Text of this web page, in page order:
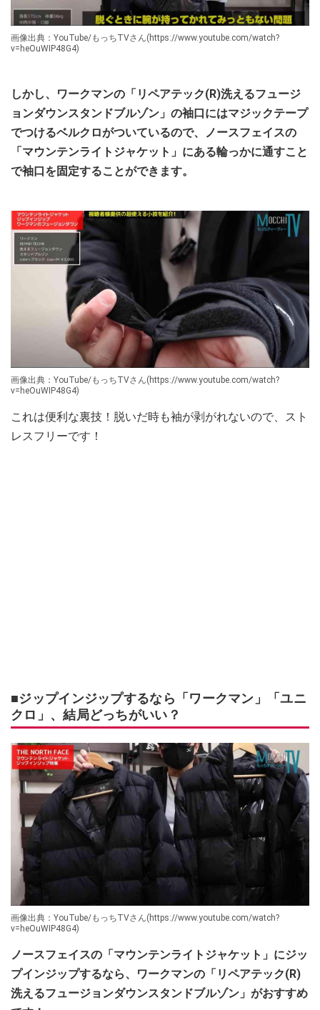
画像出典：YouTube/もっちTVさん(https://www.youtube.com/watch?
v=heOuWIP48G4)
しかし、ワークマンの「リペアテック(R)洗えるフュージ
ョンダウンスタンドブルゾン」の袖口にはマジックテープ
でつけるベルクロがついているので、ノースフェイスの
「マウンテンライトジャケット」にある輪っかに通すこと
で袖口を固定することができます。
画像出典：YouTube/もっちTVさん(https://www.youtube.com/watch?
v=heOuWIP48G4)
これは便利な裏技！脱いだ時も袖が剥がれないので、スト
レスフリーです！
■ジップインジップするなら「ワークマン」「ユニ
クロ」、結局どっちがいい？
画像出典：YouTube/もっちTVさん(https://www.youtube.com/watch?
v=heOuWIP48G4)
ノースフェイスの「マウンテンライトジャケット」にジッ
プインジップするなら、ワークマンの「リペアテック(R)
洗えるフュージョンダウンスタンドブルゾン」がおすすめ